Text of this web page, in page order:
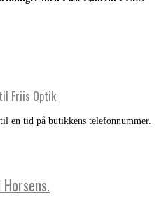
en tid på butikkens telefonnummer.